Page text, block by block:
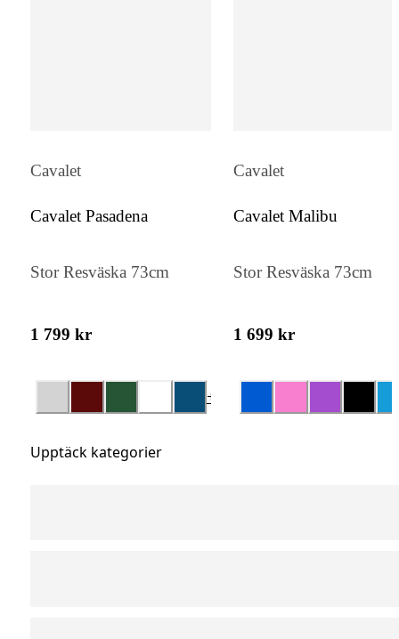
Cavalet
Cavalet Pasadena
Stor Resväska 73cm
1 799 kr
+
Cavalet
Cavalet Malibu
Stor Resväska 73cm
1 699 kr
Upptäck kategorier